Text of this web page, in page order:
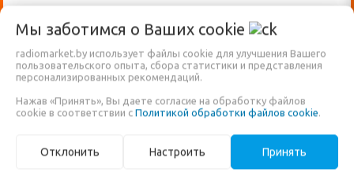
ВАЖНО: КРОМЕ ВЫСТАВЛЕННЫХ НА
ПРОДАЖЕ ЕЩЁ МНОГО ДРУГИХ
НЕ ВНЕСЕНЫ В НАШ КАТАЛОГ!
ЗВОНИТЕ ПО НАШИМ ТЕЛЕФОНАМ, ИЛИ
ПИШИТЕ В ЧАТ И МЫ ПОМОЖЕМ ВАМ
турки
Каталог
САДОВЫЕ КАЧЕЛИ
Статьи
оферты
соглашение
Мы заботимся о Ваших cookie
radiomarket.by использует файлы cookie для улучшения Вашего
пользовательского опыта, сбора статистики и представления
персонализированных рекомендаций.
Нажав «Принять», Вы даете согласие на обработку файлов
cookie в соответствии с Политикой обработки файлов cookie.
Отклонить Настроить Принять